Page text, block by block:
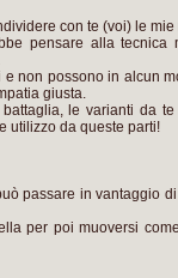
con te (voi) le
pensare alla
non possono in alcun
giusta.
le varianti da
utilizzo da queste parti!
passare in vantaggio
per poi muoversi